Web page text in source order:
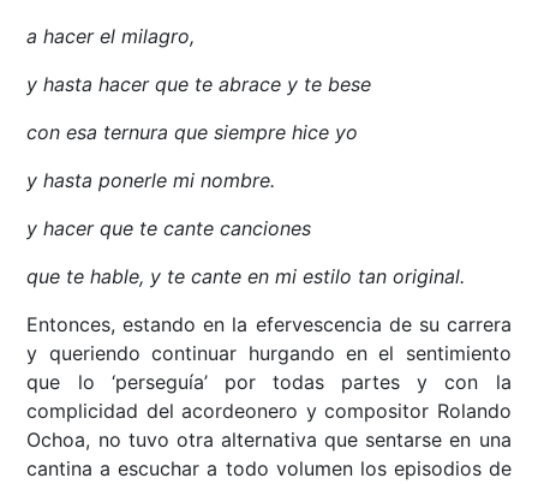
a hacer el milagro,
y hasta hacer que te abrace y te bese
con esa ternura que siempre hice yo
y hasta ponerle mi nombre.
y hacer que te cante canciones
que te hable, y te cante en mi estilo tan original.
Entonces, estando en la efervescencia de su carrera
y queriendo continuar hurgando en el sentimiento
que lo ‘perseguía’ por todas partes y con la
complicidad del acordeonero y compositor Rolando
Ochoa, no tuvo otra alternativa que sentarse en una
cantina a escuchar a todo volumen los episodios de